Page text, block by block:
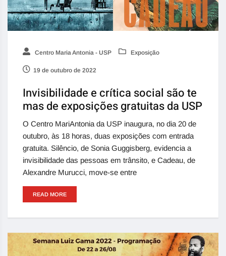
Centro Maria Antonia - USP Exposição
19 de outubro de 2022
Invisibilidade e crítica social são te
mas de exposições gratuitas da USP
O Centro MariAntonia da USP inaugura, no dia 20 de
outubro, às 18 horas, duas exposições com entrada
gratuita. Silêncio, de Sonia Guggisberg, evidencia a
invisibilidade das pessoas em trânsito, e Cadeau, de
Alexandre Murucci, move-se entre
READ MORE